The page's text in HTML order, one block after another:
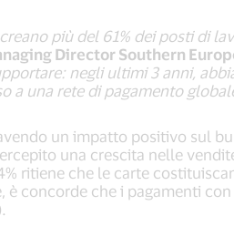
più del 61% dei posti di
Director Southern
negli ultimi 3 anni,
una rete di pagamento
un impatto positivo sul
una crescita nelle
ritiene che le carte
concorde che i pagamenti